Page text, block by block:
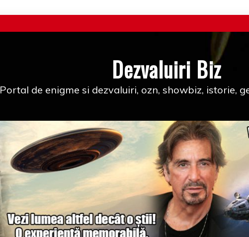
Dezvaluiri Biz
Portal de enigme si dezvaluiri, ozn, showbiz, istorie,